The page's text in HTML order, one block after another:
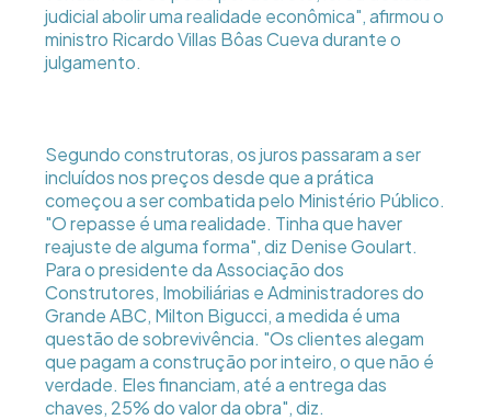
judicial abolir uma realidade econômica", afirmou o
ministro Ricardo Villas Bôas Cueva durante o
julgamento.
Segundo construtoras, os juros passaram a ser
incluídos nos preços desde que a prática
começou a ser combatida pelo Ministério Público.
"O repasse é uma realidade. Tinha que haver
reajuste de alguma forma", diz Denise Goulart.
Para o presidente da Associação dos
Construtores, Imobiliárias e Administradores do
Grande ABC, Milton Bigucci, a medida é uma
questão de sobrevivência. "Os clientes alegam
que pagam a construção por inteiro, o que não é
verdade. Eles financiam, até a entrega das
chaves, 25% do valor da obra", diz.